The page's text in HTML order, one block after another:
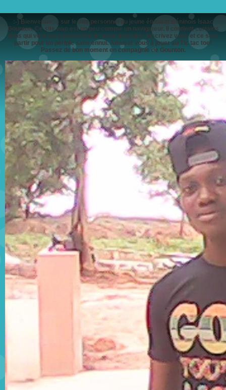
:-) Bienvenue :-) sur le site personnel du jeune étudiant Béninois Isaac
Gounton. Ce site wap est un peu comme un navigateur. Il contient certains
liens qui vont vous permettre de vous detendre. Inscrivez vous et ce sera
partir pour un périple sans ennui. Amuser vous à jouer au Tic tac toe!
Passez de bon moment en compagnie de Gounton.